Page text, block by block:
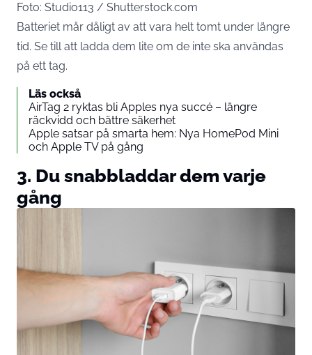
Foto: Studio113 / Shutterstock.com
Batteriet mår dåligt av att vara helt tomt under längre
tid. Se till att ladda dem lite om de inte ska användas
på ett tag.
Läs också
AirTag 2 ryktas bli Apples nya succé – längre
räckvidd och bättre säkerhet
Apple satsar på smarta hem: Nya HomePod Mini
och Apple TV på gång
3. Du snabbladdar dem varje
gång